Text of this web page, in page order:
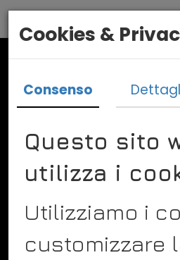
Vado In Bulgaria
Diego Vismara
Via Saronni 27
Tel. +393298957009
Cookies &
Consenso
Questo sito
utilizza i
Utilizziamo i
customizzare